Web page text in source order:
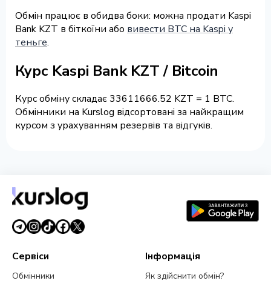
Обмін працює в обидва боки: можна продати Kaspi
Bank KZT в біткоїни або вивести BTC на Kaspi у
теньге.
Курс Kaspi Bank KZT / Bitcoin
Курс обміну складає 33611666.52 KZT = 1 BTC.
Обмінники на Kurslog відсортовані за найкращим
курсом з урахуванням резервів та відгуків.
Сервіси
Обмінники
Інформація
Як здійснити обмін?